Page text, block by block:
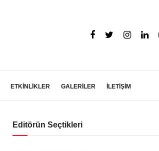
ETKİNLİKLER GALERİLER İLETİŞİM
Editörün Seçtikleri